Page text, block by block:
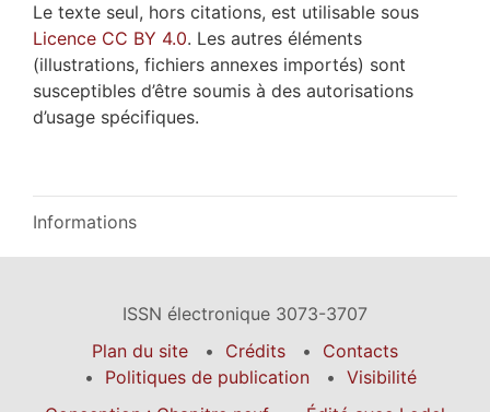
Le texte seul, hors citations, est utilisable sous
Licence CC BY 4.0. Les autres éléments
(illustrations, fichiers annexes importés) sont
susceptibles d’être soumis à des autorisations
d’usage spécifiques.
Informations
ISSN électronique 3073-3707
Plan du site
Crédits
Contacts
Politiques de publication
Visibilité